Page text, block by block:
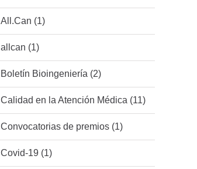
All.Can (1)
allcan (1)
Boletín Bioingeniería (2)
Calidad en la Atención Médica (11)
Convocatorias de premios (1)
Covid-19 (1)